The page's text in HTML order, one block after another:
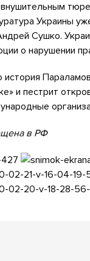
Украины
Сушко.
о нарушении
история
и пестрит
в РФ